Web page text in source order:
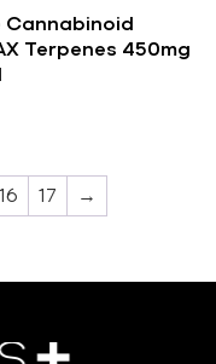
Cannabinoid
Terpenes 450mg
16 17 →